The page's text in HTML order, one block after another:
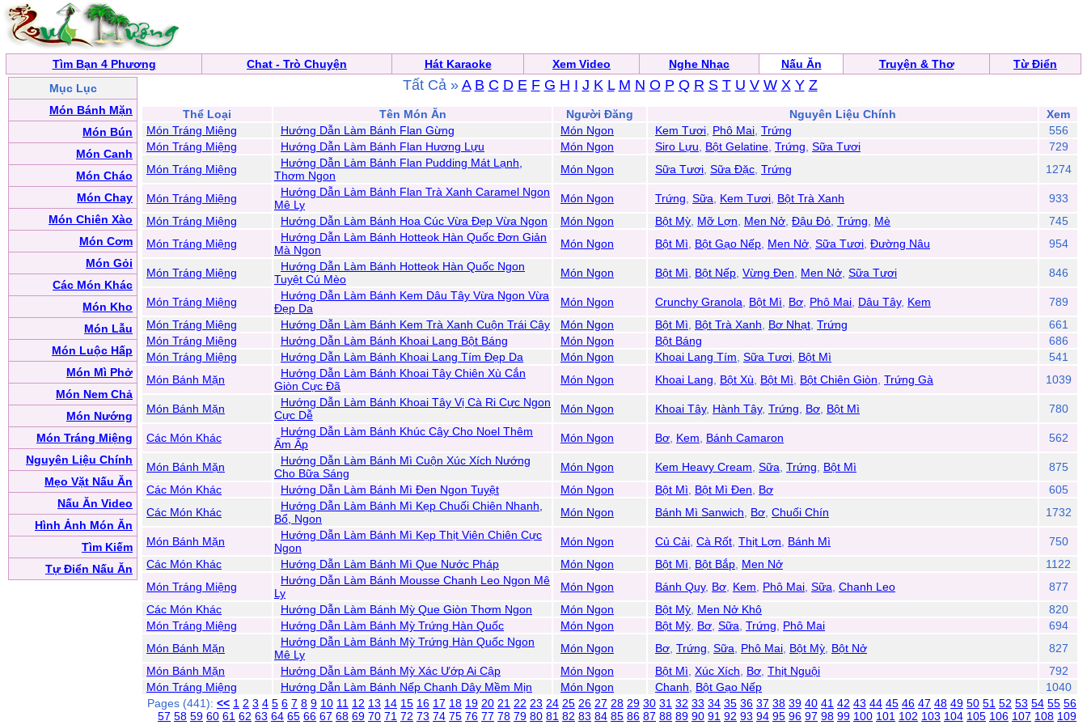
Tìm Bạn 4 Phương Chat - Trò Chuyện Hát Karaoke Xem Video Nghe Nhạc Nấu Ăn Truyện & Thơ
Từ Điển
Mục Lục
Món Bánh Mặn
Món Bún
Món Canh
Món Cháo
Món Chay
Món Chiên Xào
Món Cơm
Món Gỏi
Các Món Khác
Món Kho
Món Lẫu
Món Luộc Hấp
Món Mì Phở
Món Nem Chả
Món Nướng
Món Tráng Miệng
Nguyên Liệu Chính
Mẹo Vặt Nấu Ăn
Nấu Ăn Video
Hình Ảnh Món Ăn
Tìm Kiếm
Tự Điển Nấu Ăn
Tất Cả » A B C D E F G H I J K L M N O P Q R S T U V W X Y Z
Thể Loại Tên Món Ăn Người Đăng Nguyên Liệu Chính
Xem
Món Tráng Miệng
Hướng Dẫn Làm Bánh Flan Gừng Món Ngon Kem Tươi Phô Mai Trứng
556
Món Tráng Miệng
Hướng Dẫn Làm Bánh Flan Hương Lựu Món Ngon Siro Lựu Bột Gelatine Trứng Sữa Tươi
729
Món Tráng Miệng
Hướng Dẫn Làm Bánh Flan Pudding Mát Lạnh,
Thơm Ngon
Món Ngon Sữa Tươi Sữa Đặc Trứng 1274
Món Tráng Miệng
Hướng Dẫn Làm Bánh Flan Trà Xanh Caramel Ngon
Mê Ly
Món Ngon Trứng Sữa Kem Tươi Bột Trà Xanh
933
Món Tráng Miệng
Hướng Dẫn Làm Bánh Hoa Cúc Vừa Đẹp Vừa Ngon Món Ngon Bột Mỳ Mỡ Lợn Men Nở Đậu Đỏ Trứng Mè
745
Món Tráng Miệng
Hướng Dẫn Làm Bánh Hotteok Hàn Quốc Đơn Giản
Mà Ngon
Món Ngon Bột Mì Bột Gạo Nếp Men Nở Sữa Tươi Đường Nâu 954
Món Tráng Miệng
Hướng Dẫn Làm Bánh Hotteok Hàn Quốc Ngon
Tuyệt Cú Mèo
Món Ngon Bột Mì Bột Nếp Vừng Đen Men Nở Sữa Tươi 846
Món Tráng Miệng
Hướng Dẫn Làm Bánh Kem Dâu Tây Vừa Ngon Vừa
Đẹp Da
Món Ngon Crunchy Granola Bột Mì Bơ Phô Mai Dâu Tây, Kem
789
Món Tráng Miệng
Hướng Dẫn Làm Bánh Kem Trà Xanh Cuộn Trái Cây Món Ngon Bột Mì Bột Trà Xanh Bơ Nhạt Trứng
661
Món Tráng Miệng
Hướng Dẫn Làm Bánh Khoai Lang Bột Báng Món Ngon Bột Báng
686
Món Tráng Miệng
Hướng Dẫn Làm Bánh Khoai Lang Tím Đẹp Da Món Ngon Khoai Lang Tím Sữa Tươi Bột Mì
541
Món Bánh Mặn
Hướng Dẫn Làm Bánh Khoai Tây Chiên Xù Cắn
Giòn Cực Đã
Món Ngon Khoai Lang Bột Xù Bột Mì Bột Chiên Giòn Trứng Gà 1039
Món Bánh Mặn
Hướng Dẫn Làm Bánh Khoai Tây Vị Cà Ri Cực Ngon
Cực Dễ
Món Ngon Khoai Tây, Hành Tây, Trứng Bơ Bột Mì 780
Các Món Khác
Hướng Dẫn Làm Bánh Khúc Cây Cho Noel Thêm
Ấm Ấp
Món Ngon Bơ Kem Bánh Camaron 562
Món Bánh Mặn
Hướng Dẫn Làm Bánh Mì Cuộn Xúc Xích Nướng
Cho Bữa Sáng
Món Ngon Kem Heavy Cream Sữa Trứng Bột Mì
875
Các Món Khác
Hướng Dẫn Làm Bánh Mì Đen Ngon Tuyệt Món Ngon Bột Mì Bột Mì Đen Bơ
605
Các Món Khác
Hướng Dẫn Làm Bánh Mì Kẹp Chuối Chiên Nhanh,
Bổ, Ngon
Món Ngon Bánh Mì Sanwich Bơ Chuối Chín 1732
Món Bánh Mặn
Hướng Dẫn Làm Bánh Mì Kẹp Thịt Viên Chiên Cực
Ngon
Món Ngon Củ Cải Cà Rốt Thịt Lợn Bánh Mì
750
Các Món Khác
Hướng Dẫn Làm Bánh Mì Que Nước Pháp Món Ngon Bột Mì Bột Bắp Men Nở
1122
Món Tráng Miệng
Hướng Dẫn Làm Bánh Mousse Chanh Leo Ngon Mê
Ly
Món Ngon Bánh Quy, Bơ Kem Phô Mai Sữa Chanh Leo
877
Các Món Khác
Hướng Dẫn Làm Bánh Mỳ Que Giòn Thơm Ngon Món Ngon Bột Mỳ Men Nở Khô
820
Món Tráng Miệng
Hướng Dẫn Làm Bánh Mỳ Trứng Hàn Quốc Món Ngon Bột Mỳ Bơ Sữa Trứng Phô Mai
694
Món Bánh Mặn
Hướng Dẫn Làm Bánh Mỳ Trứng Hàn Quốc Ngon
Mê Ly
Món Ngon Bơ Trứng Sữa Phô Mai Bột Mỳ Bột Nở
827
Món Bánh Mặn
Hướng Dẫn Làm Bánh Mỳ Xác Ướp Ai Cập Món Ngon Bột Mì Xúc Xích Bơ Thịt Nguội
792
Món Tráng Miệng
Hướng Dẫn Làm Bánh Nếp Chanh Dây Mềm Mịn Món Ngon Chanh Bột Gạo Nếp
1040
Pages (441): << 1 2 3 4 5 6 7 8 9 10 11 12 13 14 15 16 17 18 19 20 21 22 23 24 25 26 27 28 29 30 31 32 33 34 35 36 37 38 39 40 41 42 43 44 45 46 47 48 49 50 51 52 53 54 55 56
57 58 59 60 61 62 63 64 65 66 67 68 69 70 71 72 73 74 75 76 77 78 79 80 81 82 83 84 85 86 87 88 89 90 91 92 93 94 95 96 97 98 99 100 101 102 103 104 105 106 107 108 109